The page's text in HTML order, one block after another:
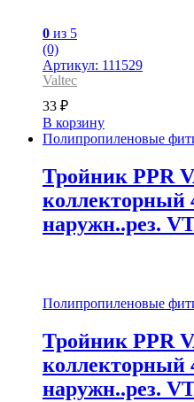
0 из 5
(0)
Артикул: 111529
Valtec
33 ₽
В корзину
Полипропиленовые
Тройник PPR
коллекторный
наружн..рез.
Полипропиленовые
Тройник PPR
коллекторный
наружн..рез.